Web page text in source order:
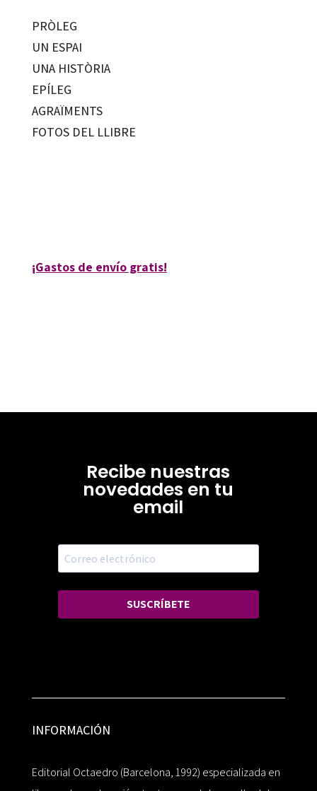
PRÒLEG
UN ESPAI
UNA HISTÒRIA
EPÍLEG
AGRAÏMENTS
FOTOS DEL LLIBRE
¡Gastos de envío gratis!
Recibe nuestras
novedades en tu
email
SUSCRÍBETE
INFORMACIÓN
Editorial Octaedro (Barcelona, 1992) especializada en